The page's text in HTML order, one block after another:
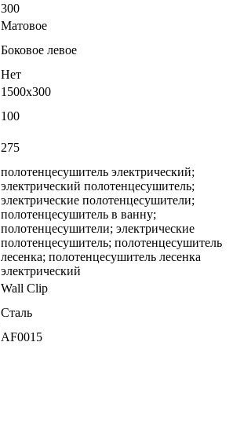
300
Матовое
Боковое левое
Нет
1500x300
100
275
полотенцесушитель электрический;
электрический полотенцесушитель;
электрические полотенцесушители;
полотенцесушитель в ванну;
полотенцесушители; электрические
полотенцесушитель; полотенцесушитель
лесенка; полотенцесушитель лесенка
электрический
Wall Clip
Сталь
AF0015